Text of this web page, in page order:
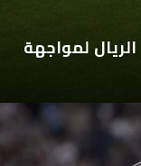
لمواجهة